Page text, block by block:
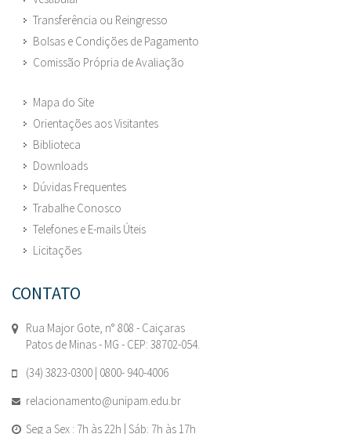
Transferência ou Reingresso
Bolsas e Condições de Pagamento
Comissão Própria de Avaliação
Mapa do Site
Orientações aos Visitantes
Biblioteca
Downloads
Dúvidas Frequentes
Trabalhe Conosco
Telefones e E-mails Úteis
Licitações
CONTATO
Rua Major Gote, n° 808 - Caiçaras
Patos de Minas - MG - CEP: 38702-054.
(34) 3823-0300 | 0800- 940-4006
relacionamento@unipam.edu.br
Seg a Sex : 7h às 22h | Sáb: 7h às 17h